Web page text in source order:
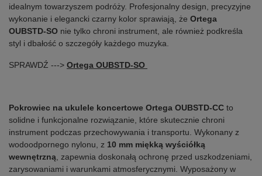
idealnym towarzyszem podróży. Profesjonalny design, precyzyjne
wykonanie i elegancki czarny kolor sprawiają, że Ortega
OUBSTD-SO nie tylko chroni instrument, ale również podkreśla
styl i dbałość o szczegóły każdego muzyka.
SPRAWDŹ ---> Ortega OUBSTD-SO
Pokrowiec na ukulele koncertowe Ortega OUBSTD-CC to
solidne i funkcjonalne rozwiązanie, które skutecznie chroni
instrument podczas przechowywania i transportu. Wykonany z
wodoodpornego nylonu, z 10 mm miękką wyściółką
wewnętrzną , zapewnia doskonałą ochronę przed uszkodzeniami,
zarysowaniami i warunkami atmosferycznymi. Wyposażony w